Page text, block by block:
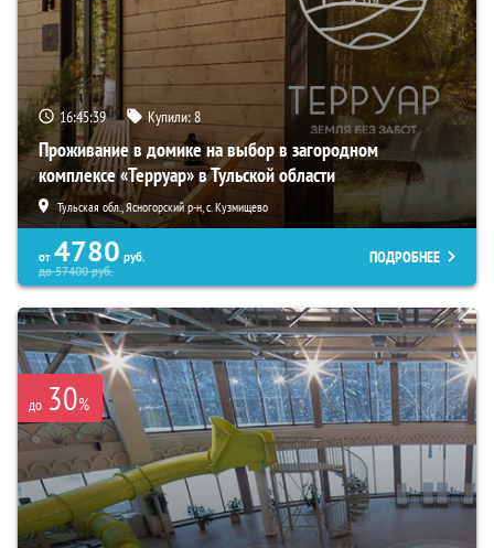
16:45:38 Купили:8
Проживание в домике на выбор в загородном
комплексе «Терруар» в Тульской области
Тульская обл., Ясногорский р-н, с. Кузмищево
от 4780 руб.
до57400руб.
ПОДРОБНЕЕ
до 30%